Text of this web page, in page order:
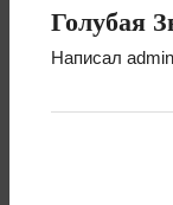
Голубая
Написал admin